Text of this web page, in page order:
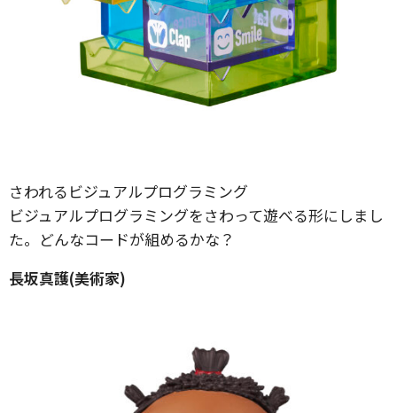
さわれるビジュアルプログラミング
ビジュアルプログラミングをさわって遊べる形にしまし
た。どんなコードが組めるかな？
長坂真護(美術家)